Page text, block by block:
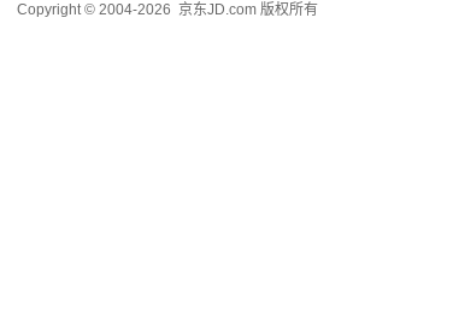
Copyright © 2004-2026 京东JD.com 版权所有